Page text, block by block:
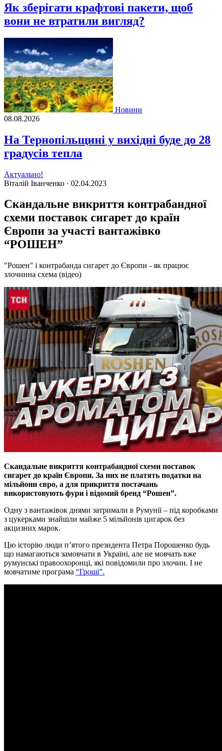
Як зберігати крафтові пакети, щоб
вони не втратили вигляд?
Новини
08.08.2026
На Тернопільщині у вихідні буде до 28
градусів тепла
Актуально!
Віталій Іванченко · 02.04.2023
Скандальне викриття контрабандної
схеми поставок сигарет до країн
Європи за участі вантажівко
“РОШЕН”
"Рошен" і контрабанда сигарет до Європи - як працює
злочинна схема (відео)
Скандальне викриття контрабандної схеми поставок
сигарет до країн Європи. За них не платять податки на
мiльйони євро, а для прикриття постачань
використовують фури i вiдомий бренд “Рошен”.
Одну з вантажiвок днями затримали в Румунiї – пiд коробками
з цукерками знайшли майже 5 мiльйонiв цигарок без
акцизних марок.
Цю iсторiю люди п’ятого президента Петра Порошенко будь
що намагаються замовчати в Українi, але не мовчать вже
румунськi правоохоронцi, якi повiдомили про злочин. I не
мовчатиме програма “Грошi”.